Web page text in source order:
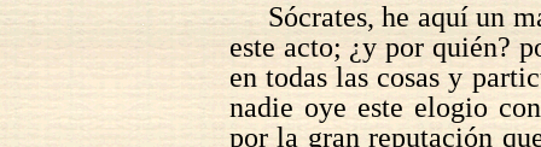
Sócrates, he aquí un
este acto; ¿y por quién?
en todas las cosas y
nadie oye este elogio
por la gran reputación